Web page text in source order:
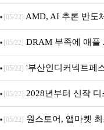
[05/22] AMD, AI 추론 반도
[05/22] DRAM 부족에 애플
퍼 대기
[05/22] '부산인디커넥트페
개막... 22일간 진행
[05/22] 2028년부터 신작
문 추가
[05/22] 원스토어, 앱마켓